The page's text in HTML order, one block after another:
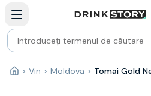
Bauturi fine — selectie
Produse Noi
Cosuri cadou
Pachete & Cadouri
VinAcasă
> Vin > Moldova >